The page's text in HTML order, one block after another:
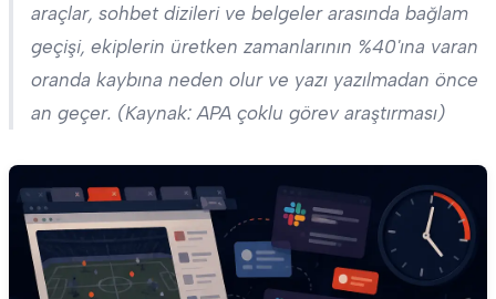
araçlar, sohbet dizileri ve belgeler arasında bağlam
geçişi, ekiplerin üretken zamanlarının %40'ına varan
oranda kaybına neden olur ve yazı yazılmadan önce
an geçer. (Kaynak: APA çoklu görev araştırması)